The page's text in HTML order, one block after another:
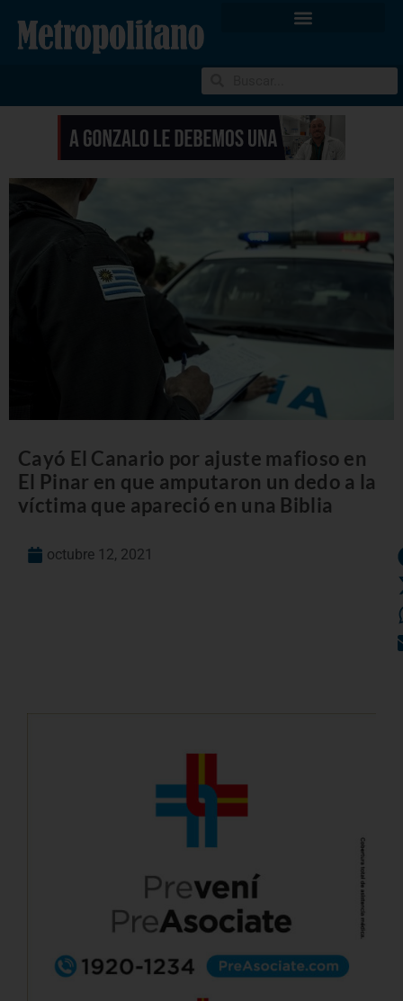
Cayó El Canario por ajuste mafioso en
El Pinar en que amputaron un dedo a la
víctima que apareció en una Biblia
octubre 12, 2021